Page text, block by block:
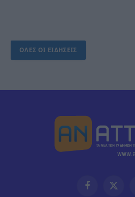
ΟΛΕΣ ΟΙ ΕΙΔΗΣΕΙΣ
FacebookX